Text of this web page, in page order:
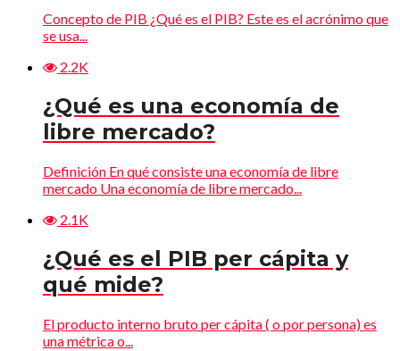
Concepto de PIB ¿Qué es el PIB? Este es el acrónimo que
se usa...
2.2K
¿Qué es una economía de
libre mercado?
Definición En qué consiste una economía de libre
mercado Una economía de libre mercado...
2.1K
¿Qué es el PIB per cápita y
qué mide?
El producto interno bruto per cápita ( o por persona) es
una métrica o...